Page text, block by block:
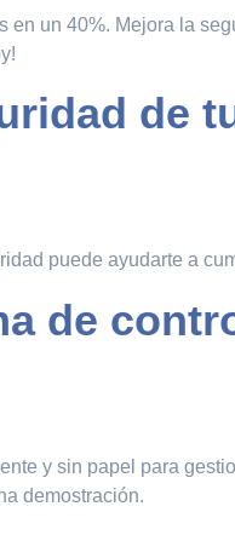
un 40%. Mejora la
de
puede ayudarte a
de
y sin papel para
demostración.